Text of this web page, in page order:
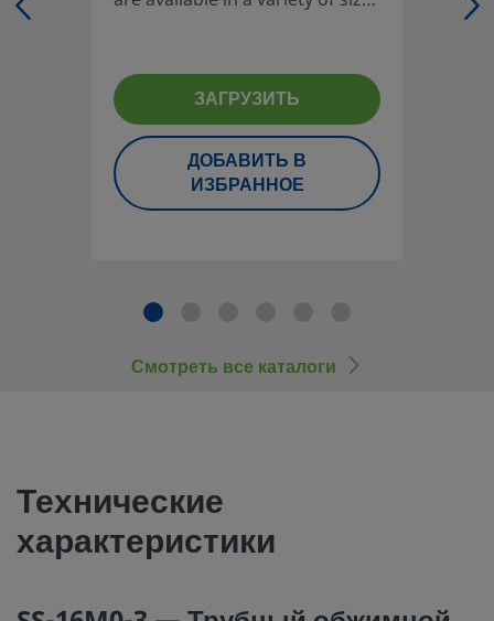
инвестиций.
Контактная информация
Для того чтобы проектировщик системы и пользователь
гарантированно выполнить подбор изделий с учетом
безопасности, необходимо принять в рассмотрение
устройств, совместимости материалов, надлежащих
являются обязанностями проектировщика системы и
компонентов Swagelok, на производство которых не
распространяются отраслевые стандарты
числе торцевых соединений трубных обжимных фитингов
Swagelok), продуктами или компонентами других
ЗАГРУЗИТЬ
ДОБАВИТЬ В
ИЗБРАННОЕ
Смотреть все каталоги
Технические
характеристики